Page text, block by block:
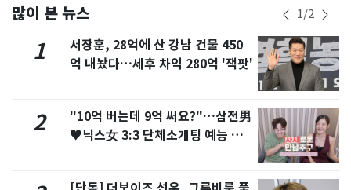
많이 본 뉴스 1/2
1
서장훈, 28억에 산 강남 건물 450
억 내놨다…세후 차익 280억 '잭팟'
2
"10억 버는데 9억 써요?"…삼전男
♥닉스女 3:3 단체소개팅 예능 화